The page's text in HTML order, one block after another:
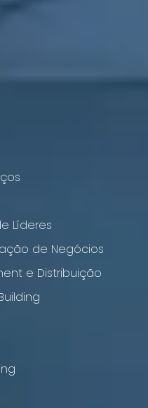
Líderes
de Negócios
e Distribuição